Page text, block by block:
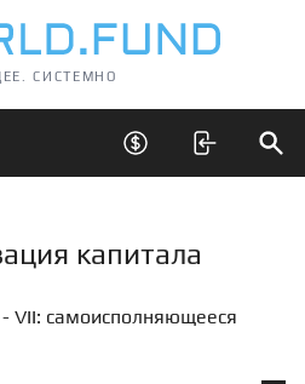
СИСТЕМНО
Открыть скрытые
капитала
VII: самоисполняющееся